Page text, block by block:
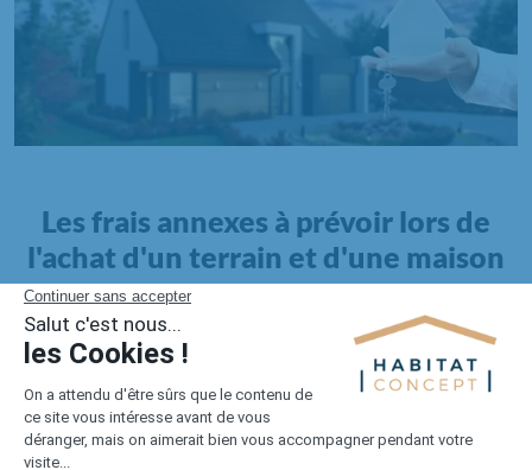
Les frais annexes à prévoir lors de
l'achat d'un terrain et d'une maison
Il faut également intégrer à votre budget, les
pour la maison. Outre l'achat du terrain et la construction, il
faut prendre en compte la viabilisation si elle n'est pas
proposée par le constructeur. Les frais de raccordements et les
taxes éventuelles coûtent entre 5 000 et 15 000 euros selon la
localisation du terrain et son accès.